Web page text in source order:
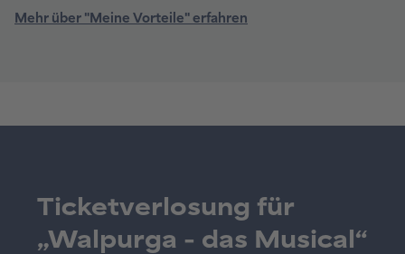
Mehr über "Meine Vorteile" erfahren
Ticketverlosung für
„Walpurga - das Musical“